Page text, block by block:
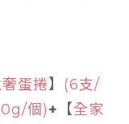
蛋捲】 (6支/
個)+ 【全家